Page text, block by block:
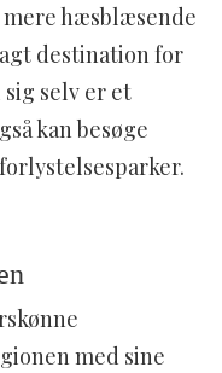
hæsblæsende
destination for
selv er et
kan besøge
med sine